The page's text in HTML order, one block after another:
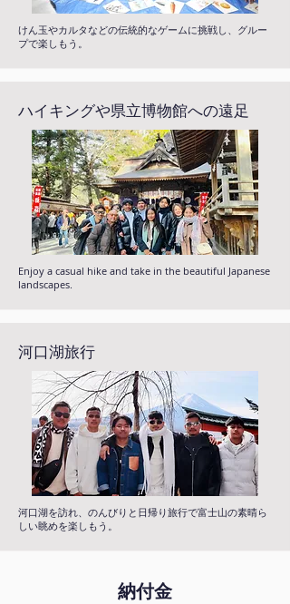
けん玉やカルタなどの伝統的なゲームに挑戦し、グルー
プで楽しもう。
ハイキングや県立博物館への遠足
Enjoy a casual hike and take in the beautiful Japanese
landscapes.
河口湖旅行
河口湖を訪れ、のんびりと日帰り旅行で富士山の素晴ら
しい眺めを楽しもう。
納付金